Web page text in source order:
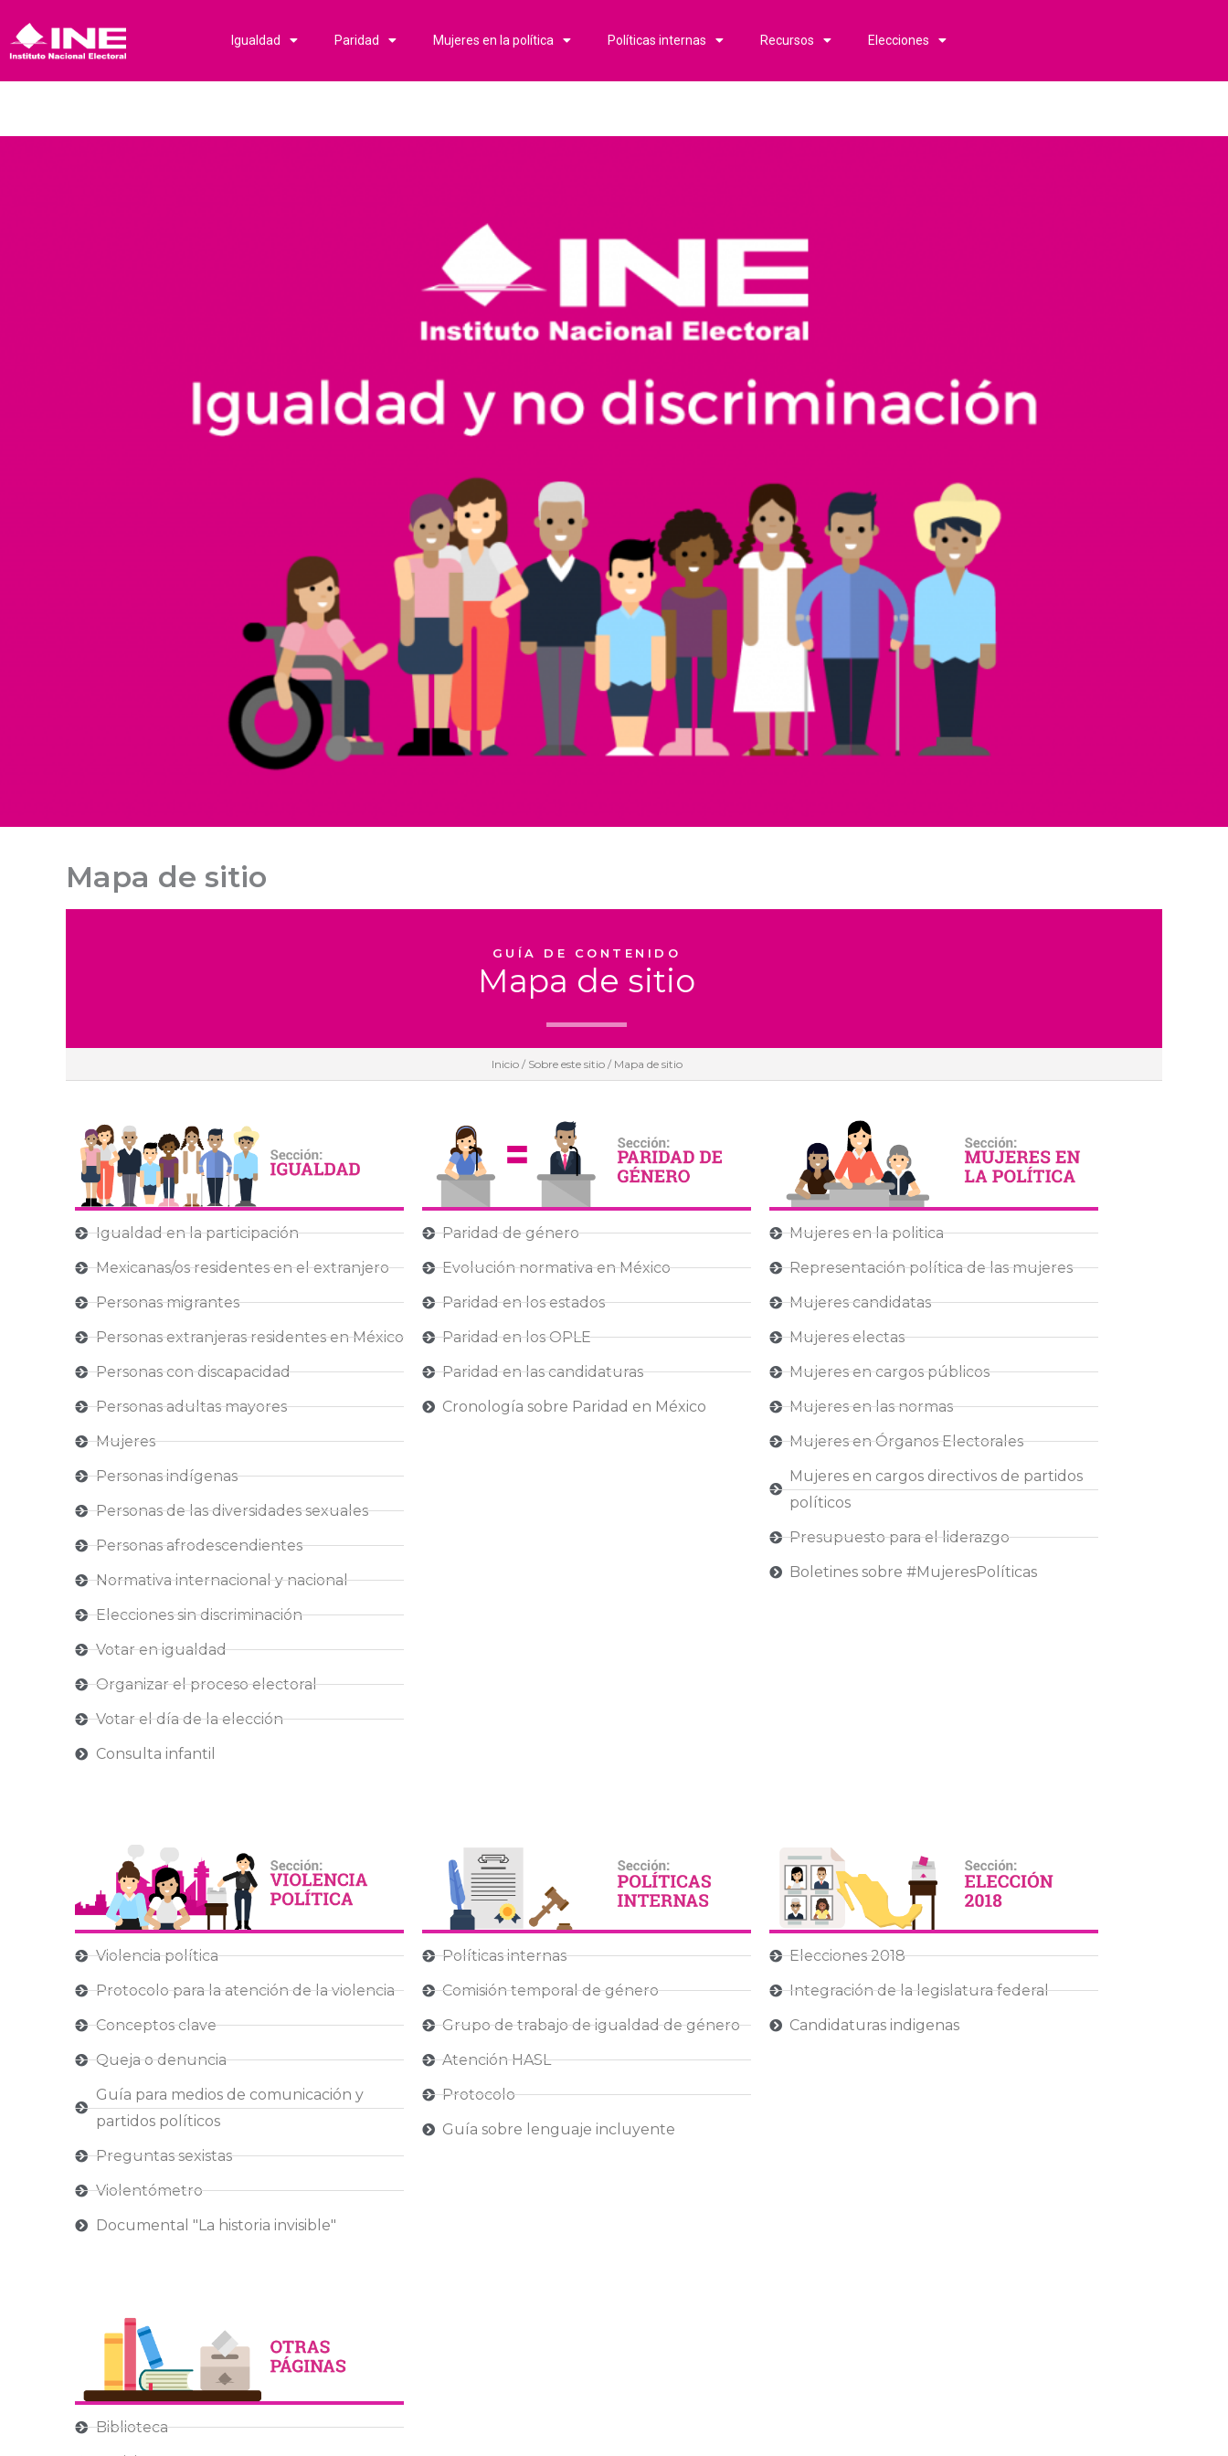
al
contenido
Igualdad Paridad Mujeres en la política Políticas internas Recursos Elecciones
Mapa de sitio
GUÍA DE CONTENIDO
Mapa de sitio
Inicio/ Sobre este sitio/ Mapa de sitio
Igualdad en la participación
Mexicanas/os residentes en el extranjero
Personas migrantes
Personas extranjeras residentes en México
Personas con discapacidad
Personas adultas mayores
Mujeres
Personas indígenas
Personas de las diversidades sexuales
Personas afrodescendientes
Normativa internacional y nacional
Elecciones sin discriminación
Votar en igualdad
Organizar el proceso electoral
Votar el día de la elección
Consulta infantil
Paridad de género
Evolución normativa en México
Paridad en los estados
Paridad en los OPLE
Paridad en las candidaturas
Cronología sobre Paridad en México
Mujeres en la politica
Representación política de las mujeres
Mujeres candidatas
Mujeres electas
Mujeres en cargos públicos
Mujeres en las normas
Mujeres en Órganos Electorales
Mujeres en cargos directivos de partidos
políticos
Presupuesto para el liderazgo
Boletines sobre #MujeresPolíticas
Violencia política
Protocolo para la atención de la violencia
Conceptos clave
Queja o denuncia
Guía para medios de comunicación y
partidos políticos
Preguntas sexistas
Violentómetro
Documental "La historia invisible"
Políticas internas
Comisión temporal de género
Grupo de trabajo de igualdad de género
Atención HASL
Protocolo
Guía sobre lenguaje incluyente
Elecciones 2018
Integración de la legislatura federal
Candidaturas indigenas
Biblioteca